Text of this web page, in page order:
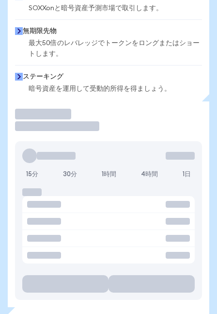
SOXXonと暗号資産予測市場で取引します。
無期限先物
最大50倍のレバレッジでトークンをロングまたはショー
トします。
ステーキング
暗号資産を運用して受動的所得を得ましょう。
15分 30分 1時間 4時間 1日